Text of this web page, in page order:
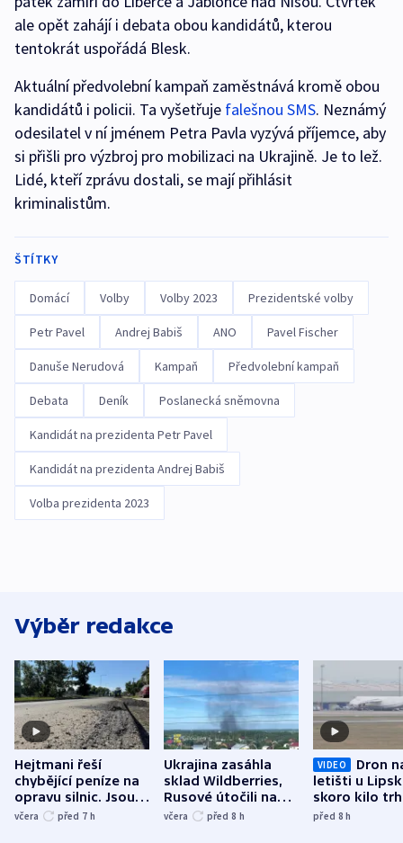
ale opět zahájí i debata obou kandidátů, kterou
tentokrát uspořádá Blesk.
Aktuální předvolební kampaň zaměstnává kromě obou
kandidátů i policii. Ta vyšetřuje falešnou SMS. Neznámý
odesilatel v ní jménem Petra Pavla vyzývá příjemce, aby
si přišli pro výzbroj pro mobilizaci na Ukrajině. Je to lež.
Lidé, kteří zprávu dostali, se mají přihlásit
kriminalistům.
ŠTÍTKY
Domácí Volby Volby 2023 Prezidentské volby
Petr Pavel Andrej Babiš ANO Pavel Fischer
Danuše Nerudová Kampaň Předvolební kampaň
Debata Deník Poslanecká sněmovna
Kandidát na prezidenta Petr Pavel
Kandidát na prezidenta Andrej Babiš
Volba prezidenta 2023
Výběr redakce
Hejtmani řeší
chybějící peníze na
opravu silnic. Jsou
nenárokové, namítá
včera před 7 h
Ukrajina zasáhla
sklad Wildberries,
Rusové útočili na
trh, hasiče či
včera před 8 h
VIDEO
Dron
letišti u
skoro kilo
indicie
před 8h